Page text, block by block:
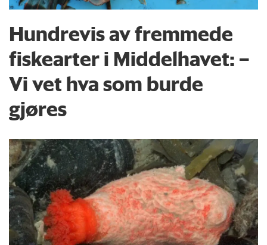
Hundrevis av fremmede
fiskearter i Middelhavet: –
Vi vet hva som burde
gjøres